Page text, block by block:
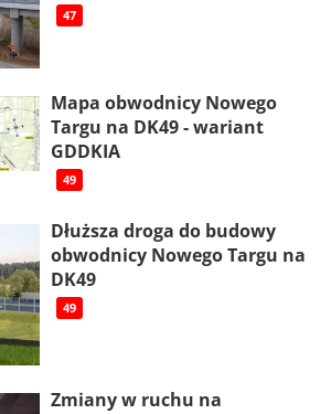
47
Mapa obwodnicy Nowego
Targu na DK49 - wariant
GDDKIA
49
Dłuższa droga do budowy
obwodnicy Nowego Targu na
DK49
49
Zmiany w ruchu na